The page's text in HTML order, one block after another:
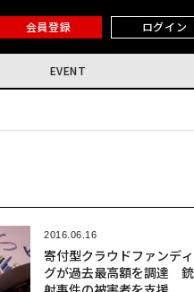
会員登録 ログイン
EVENT
2016.06.16
寄付型クラウドファンデ
グが過去最高額を調達